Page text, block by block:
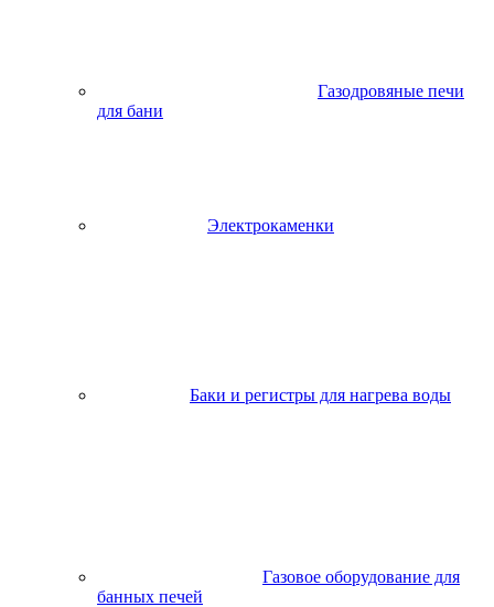
Газодровяные печи
для бани
Электрокаменки
Баки и регистры для нагрева воды
Газовое оборудование для
банных печей